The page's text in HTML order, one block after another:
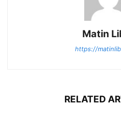
Matin
https://
RELATED